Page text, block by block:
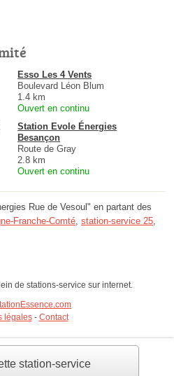
station-service
Esso Les 4 Vents
Boulevard Léon Blum
1.4 km
Ouvert en continu
Station Evole Énergies
Besançon
Route de Gray
2.8 km
Ouvert en continu
Rue de Vesoul" en partant des
Franche-Comté, station-service 25,
de stations-service sur internet.
légales- Contact